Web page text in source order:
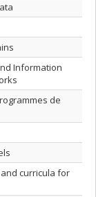
Information
de
curricula for